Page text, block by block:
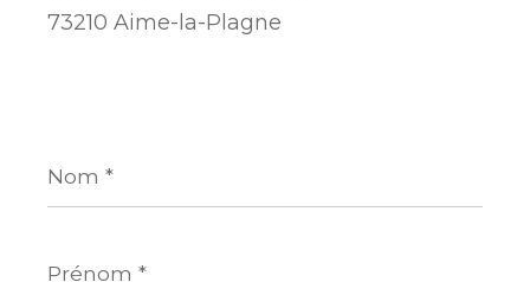
73210 Aime-la-Plagne
*
*